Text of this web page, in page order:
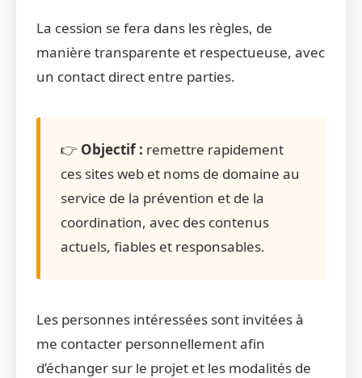
La cession se fera dans les règles, de
manière transparente et respectueuse, avec
un contact direct entre parties.
👉 Objectif : remettre rapidement
ces sites web et noms de domaine au
service de la prévention et de la
coordination, avec des contenus
actuels, fiables et responsables.
Les personnes intéressées sont invitées à
me contacter personnellement afin
d’échanger sur le projet et les modalités de